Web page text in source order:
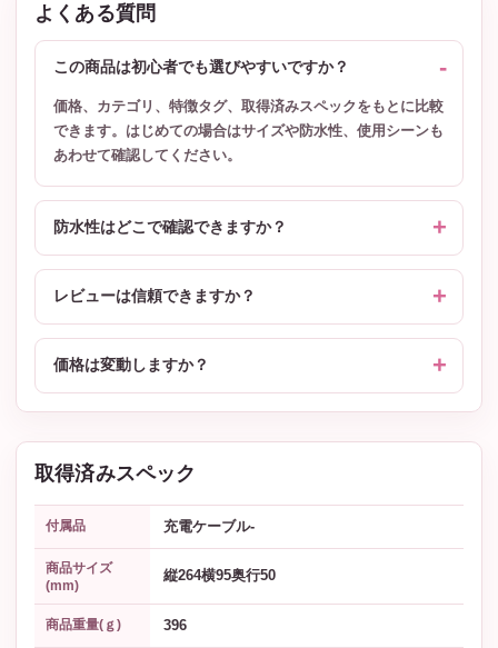
よくある質問
この商品は初心者でも選びやすいですか？
価格、カテゴリ、特徴タグ、取得済みスペックをもとに比較
できます。はじめての場合はサイズや防水性、使用シーンも
あわせて確認してください。
防水性はどこで確認できますか？
レビューは信頼できますか？
価格は変動しますか？
取得済みスペック
付属品 充電ケーブル-
商品サイズ
(mm)
縦264横95奥行50
商品重量(ｇ) 396